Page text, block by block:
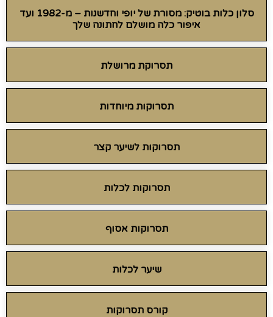
סלון כלות בוטיק: מסורת של יופי וחדשנות – מ-1982 ועד
איפור כלה מושלם לחתונה שלך
תסרוקת מרושלת
תסרוקות מיוחדות
תסרוקות לשיער קצר
תסרוקות לכלות
תסרוקות אסוף
שיער לכלות
קורס תסרוקות